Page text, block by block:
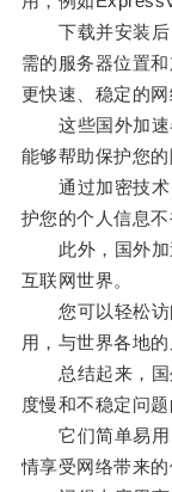
下载并安装后
需的服务器位置
更快速、稳定的网
这些国外加速
能够帮助保护您的
通过加密技术
护您的个人信息不
此外，国外加
互联网世界。
您可以轻松访
用，与世界各地的
总结起来，国
度慢和不稳定问题
它们简单易用
情享受网络带来的